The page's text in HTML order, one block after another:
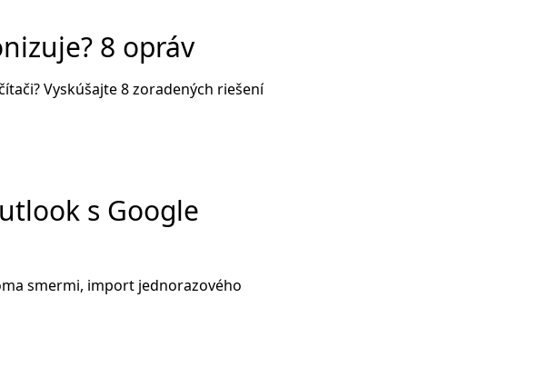
8 opráv
Vyskúšajte 8 zoradených riešení
s Google
smermi, import jednorazového